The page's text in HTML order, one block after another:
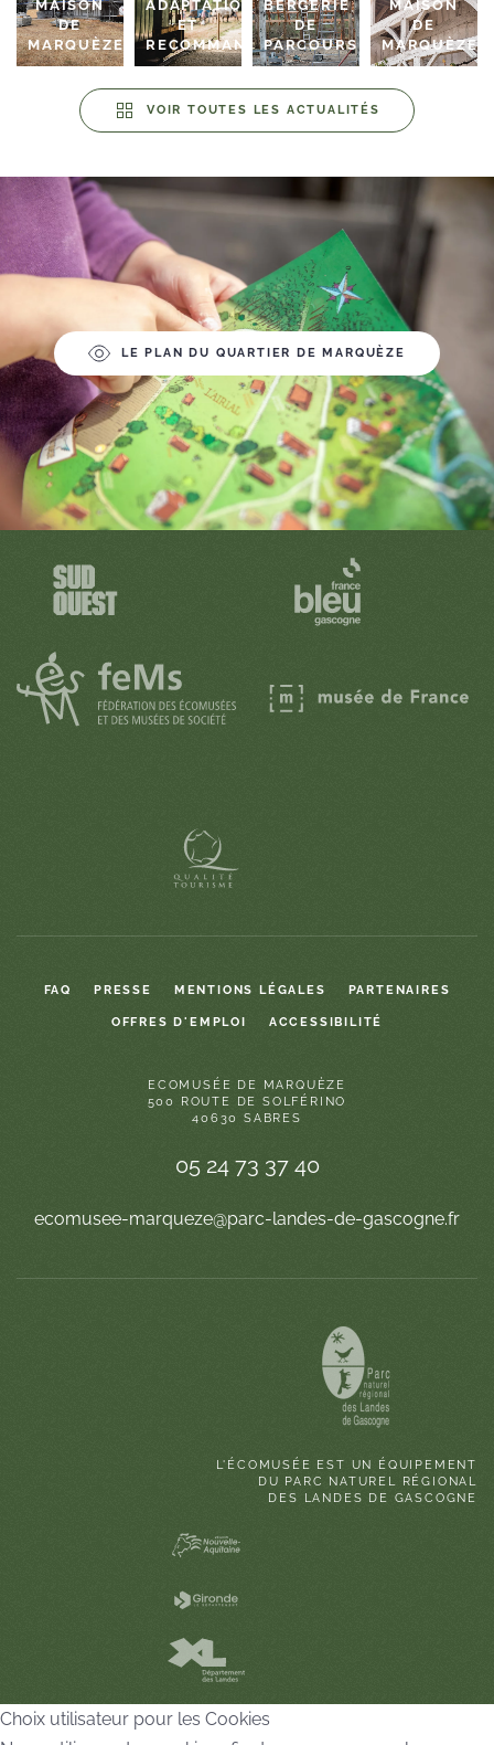
MAISON
DE
MARQUÈZE
ADAPTATIONS
ET
RECOMMANDATIONS
BERGERIE
DE
PARCOURS
MAISON
DE
MARQUÈZE
VOIR TOUTES LES ACTUALITÉS
LE PLAN DU QUARTIER DE MARQUÈZE
FAQ PRESSE MENTIONS LÉGALES PARTENAIRES
OFFRES D'EMPLOI ACCESSIBILITÉ
ECOMUSÉE DE MARQUÈZE
500 ROUTE DE SOLFÉRINO
40630 SABRES
05 24 73 37 40
ecomusee-marqueze@parc-landes-de-gascogne.fr
L'ÉCOMUSÉE EST UN ÉQUIPEMENT
DU PARC NATUREL RÉGIONAL
DES LANDES DE GASCOGNE
Choix utilisateur pour les Cookies